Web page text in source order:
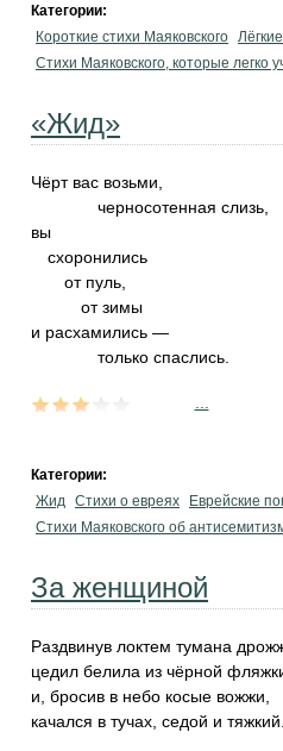
Категории:
Короткие стихи Маяковского
Стихи Маяковского, которые легко
«Жид»
Чёрт вас возьми,
черносотенная слизь,
вы
схоронились
от пуль,
от зимы
и расхамились —
только спаслись.
Категории:
Жид Стихи о евреях Еврейские
Стихи Маяковского об
За женщиной
Раздвинув локтем тумана
цедил белила из чёрной
и, бросив в небо косые вожжи,
качался в тучах, седой и тяжкий.